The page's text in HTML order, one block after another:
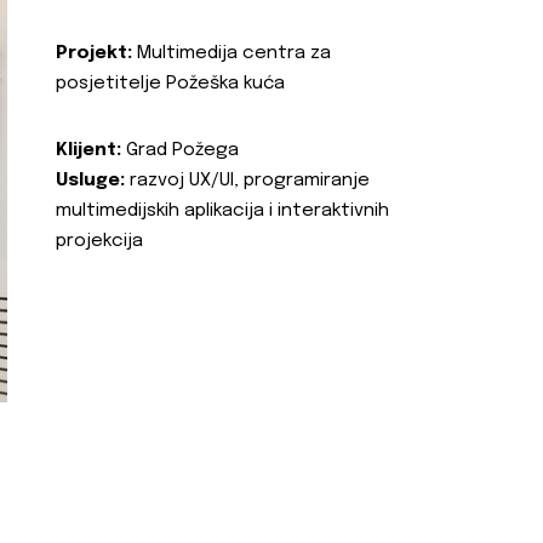
Projekt: Multimedija centra za
posjetitelje Požeška kuća
Klijent: Grad Požega
Usluge: razvoj UX/UI, programiranje
multimedijskih aplikacija i interaktivnih
projekcija